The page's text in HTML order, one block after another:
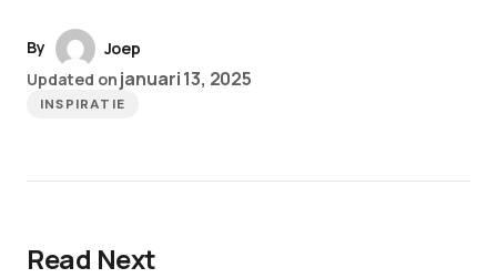
By
Joep
Updated on januari 13, 2025
INSPIRATIE
Read Next